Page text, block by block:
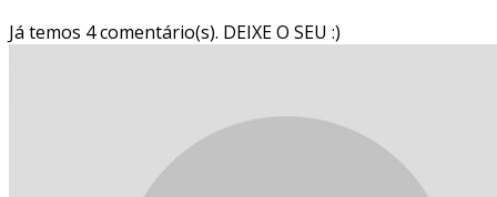
Já temos 4 comentário(s). DEIXE O SEU :)